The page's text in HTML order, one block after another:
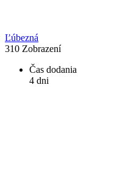
Ľúbezná
310 Zobrazení
Čas dodania
4 dni